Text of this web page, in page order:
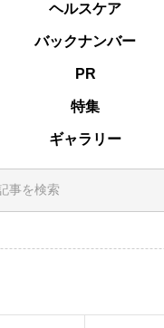
ヘルスケア
バックナンバー
PR
特集
ギャラリー